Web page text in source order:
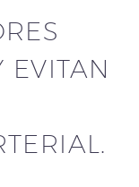
EVITAN